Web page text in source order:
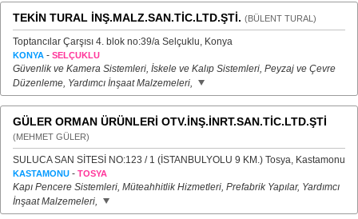
TEKİN TURAL İNŞ.MALZ.SAN.TİC.LTD.ŞTİ. (BÜLENT TURAL)
Toptancılar Çarşısı 4. blok no:39/a Selçuklu, Konya
KONYA - SELÇUKLU
Güvenlik ve Kamera Sistemleri, İskele ve Kalıp Sistemleri, Peyzaj ve Çevre
Düzenleme, Yardımcı İnşaat Malzemeleri,
GÜLER ORMAN ÜRÜNLERİ OTV.İNŞ.İNRT.SAN.TİC.LTD.ŞTİ
(MEHMET GÜLER)
SULUCA SAN SİTESİ NO:123 / 1 (İSTANBULYOLU 9 KM.) Tosya, Kastamonu
KASTAMONU - TOSYA
Kapı Pencere Sistemleri, Müteahhitlik Hizmetleri, Prefabrik Yapılar, Yardımcı
İnşaat Malzemeleri,